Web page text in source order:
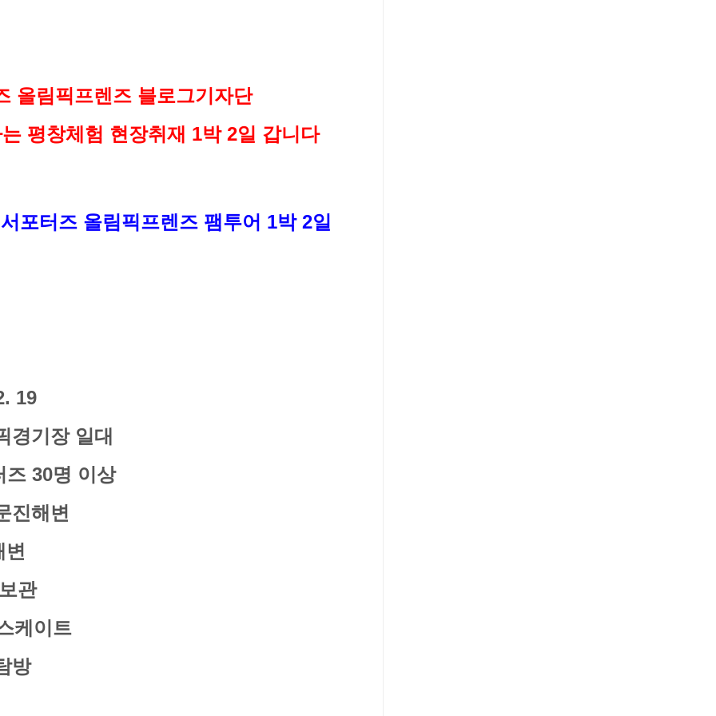
올림픽프렌즈 블로그기자단
평창체험 현장취재 1박 2일 갑니다
포터즈 올림픽프렌즈 팸투어 1박 2일
19
경기장 일대
즈 30명 이상
진해변
관
이트
방